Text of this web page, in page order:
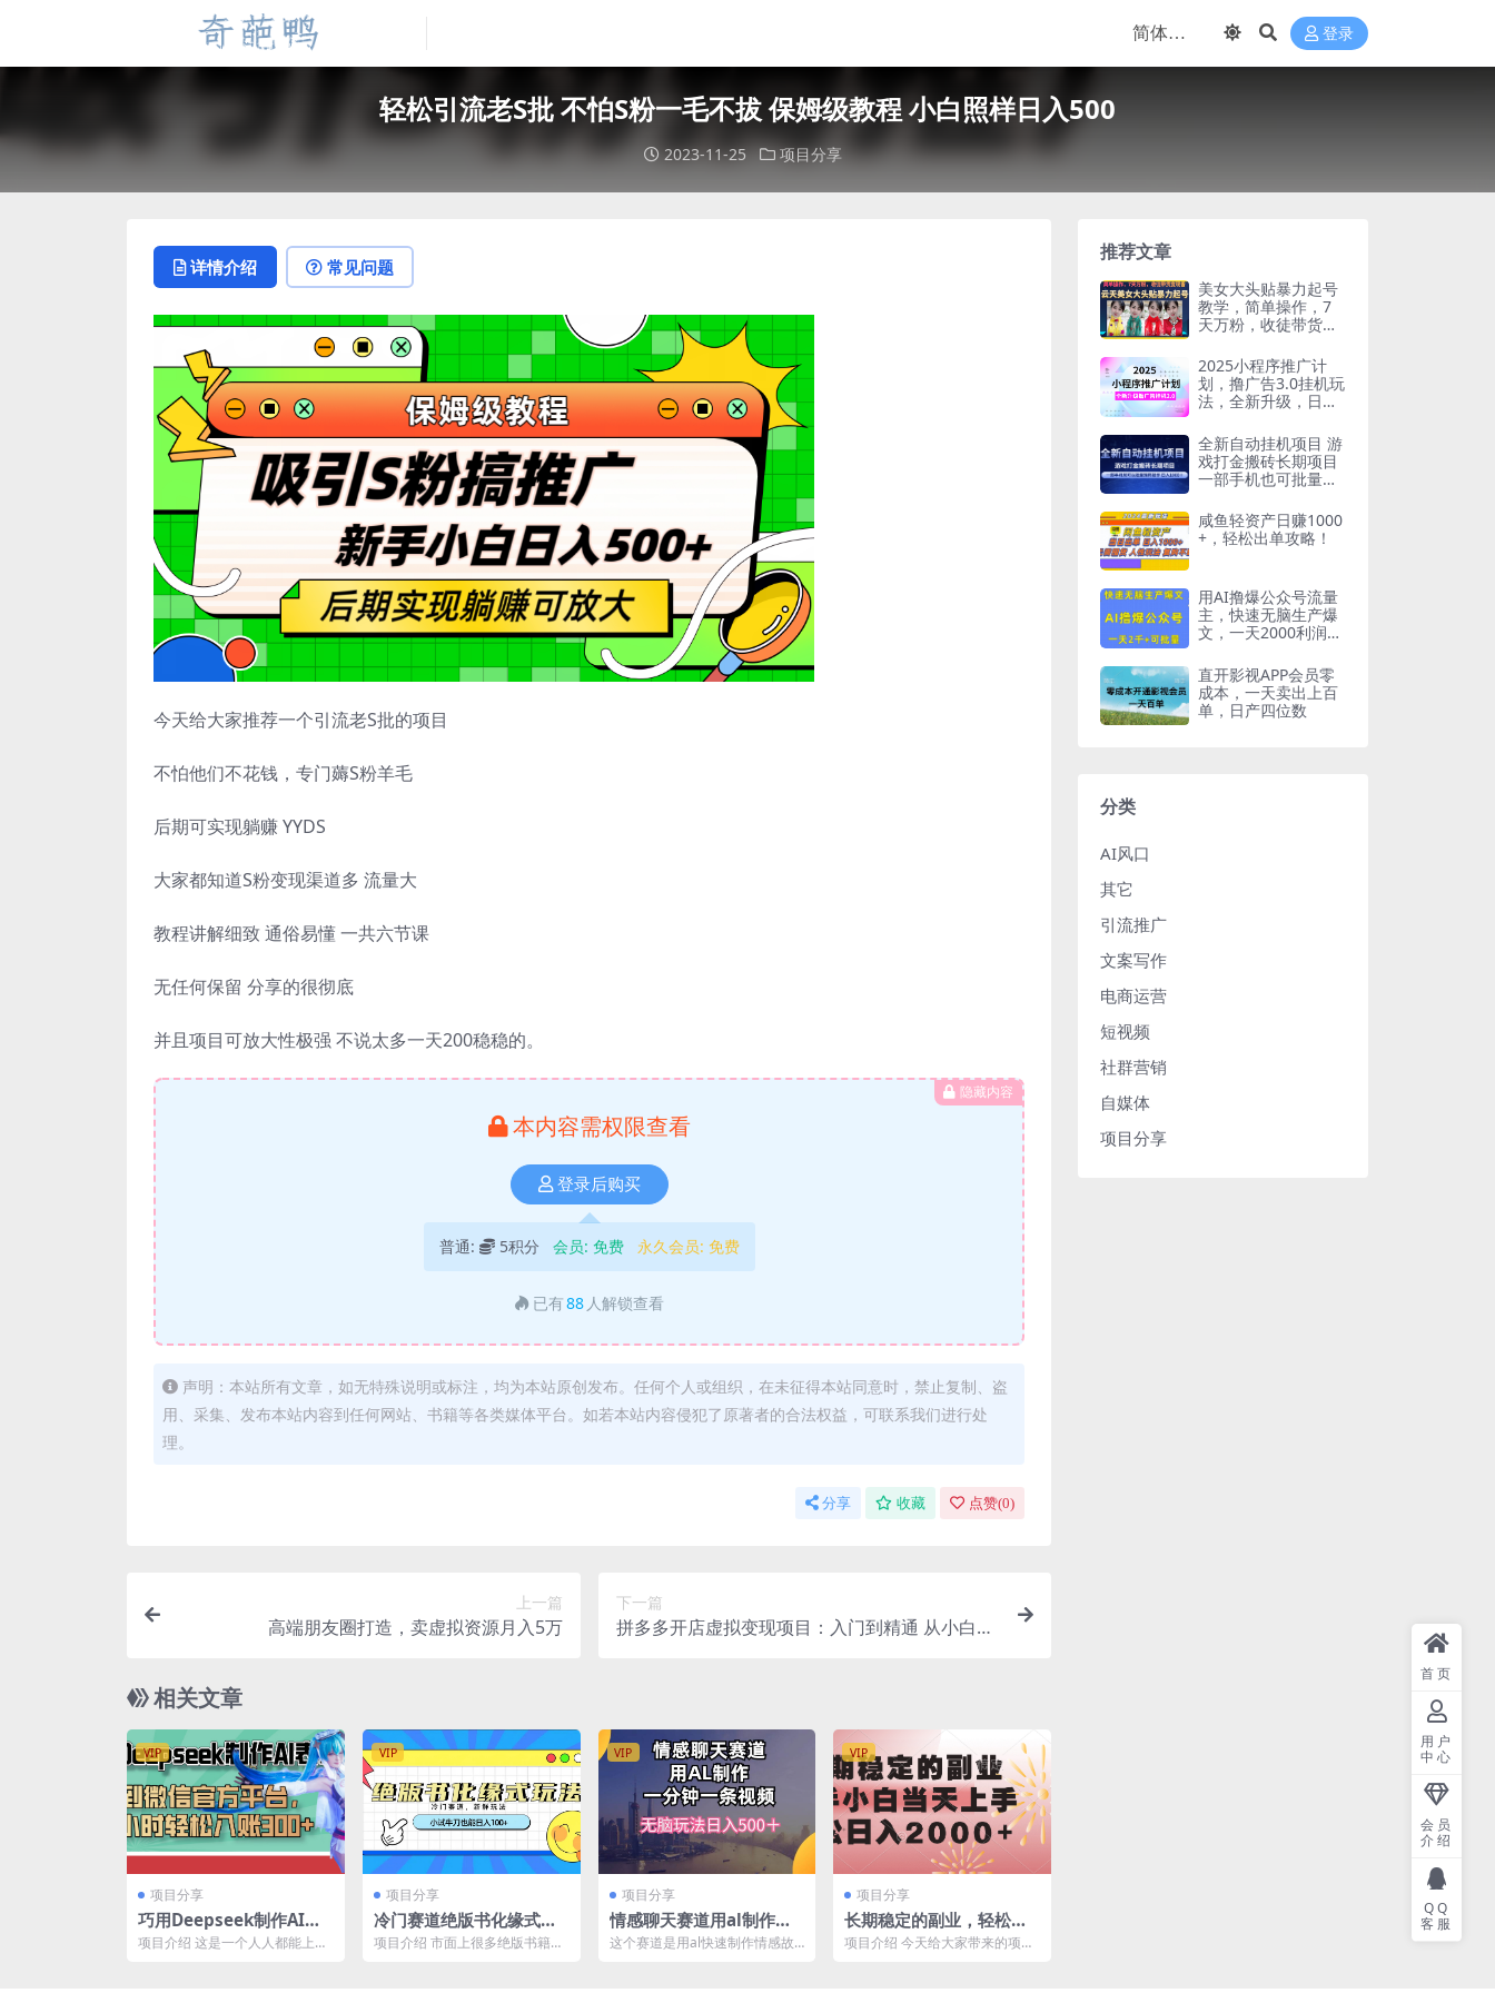
登录
轻松引流老S批 不怕S粉一毛不拔 保姆级教程 小白照样日入500
2023-11-25 项目分享
详情介绍 常见问题
今天给大家推荐一个引流老S批的项目
不怕他们不花钱，专门薅S粉羊毛
后期可实现躺赚 YYDS
大家都知道S粉变现渠道多 流量大
教程讲解细致 通俗易懂 一共六节课
无任何保留 分享的很彻底
并且项目可放大性极强 不说太多一天200稳稳的。
隐藏内容
本内容需权限查看
登录后购买
普通: 5积分 会员: 免费 永久会员: 免费
已有88 人解锁查看
声明：本站所有文章，如无特殊说明或标注，均为本站原创发布。任何个人或组织，在未征得本站同意时，禁止复制、盗
用、采集、发布本站内容到任何网站、书籍等各类媒体平台。如若本站内容侵犯了原著者的合法权益，可联系我们进行处
理。
分享 收藏 点赞(0)
上一篇
高端朋友圈打造，卖虚拟资源月入5万
下一篇
拼多多开店虚拟变现项目：入门到精通 从小白到
相关文章
VIP
项目分享
巧用Deepseek制作AI表
情包，发到微信官方平
项目介绍 这是一个人人都能上手
VIP
项目分享
冷门赛道绝版书化缘式玩
法，小试牛刀也能日入10
项目介绍 市面上很多绝版书籍，
VIP
项目分享
情感聊天赛道用al制作一
分钟一条视频无脑玩法日
这个赛道是用al快速制作情感故
VIP
项目分享
长期稳定的副业，轻松日
入2000+新手小白当天上
项目介绍 今天给大家带来的项目
推荐文章
美女大头贴暴力起号
教学，简单操作，7
天万粉，收徒带货变
2025小程序推广计
划，撸广告3.0挂机玩
法，全新升级，日均
全新自动挂机项目 游
戏打金搬砖长期项目
一部手机也可批量矩
0＋ 全部教程
咸鱼轻资产日赚1000
+，轻松出单攻略！
用AI撸爆公众号流量
主，快速无脑生产爆
文，一天2000利润，
直开影视APP会员零
成本，一天卖出上百
单，日产四位数
分类
AI风口
其它
引流推广
文案写作
电商运营
短视频
社群营销
自媒体
项目分享
首页
用户
中心
会员
介绍
QQ
客服